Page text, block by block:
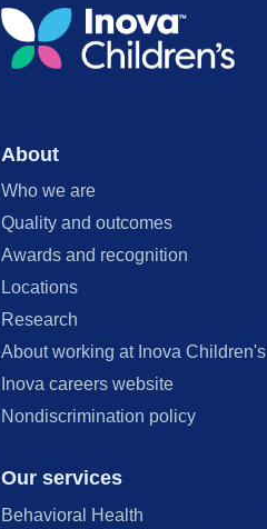
About
Who we are
Quality and outcomes
Awards and recognition
Locations
Research
About working at Inova Children's
Inova careers website
Nondiscrimination policy
Our services
Behavioral Health